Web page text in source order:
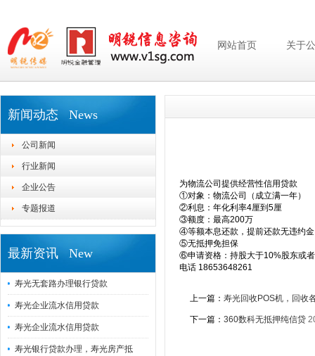
网站首页 关于
新闻动态 News
公司新闻
行业新闻
企业公告
专题报道
最新资讯 New
寿光无套路办理银行贷款
寿光企业流水信用贷款
寿光企业流水信用贷款
寿光银行贷款办理，寿光房产抵
为物流公司提供经营性信用贷款
①对象：物流公司（成立满一年）
②利息：年化利率4厘到5厘
③额度：最高200万
④等额本息还款，提前还款无违约金
⑤无抵押免担保
⑥申请资格：持股大于10%股东或
电话 18653648261
上一篇： 寿光回收POS机，回收
下一篇： 360数科无抵押纯信贷